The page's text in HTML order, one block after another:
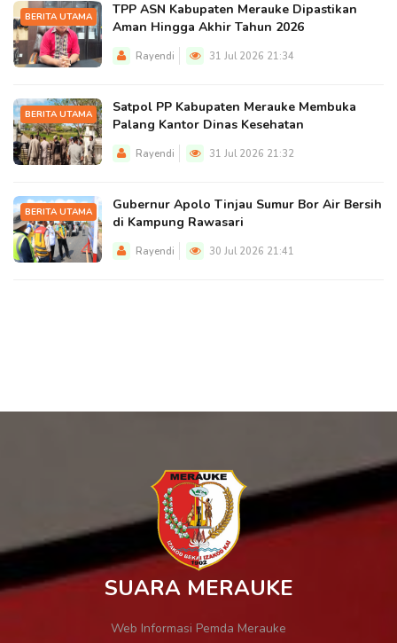
BERITA UTAMA
TPP ASN Kabupaten Merauke Dipastikan
Aman Hingga Akhir Tahun 2026
Rayendi 31 Jul 2026 21:34
BERITA UTAMA
Satpol PP Kabupaten Merauke Membuka
Palang Kantor Dinas Kesehatan
Rayendi 31 Jul 2026 21:32
BERITA UTAMA
Gubernur Apolo Tinjau Sumur Bor Air Bersih
di Kampung Rawasari
Rayendi 30 Jul 2026 21:41
SUARA MERAUKE
Web Informasi Pemda Merauke